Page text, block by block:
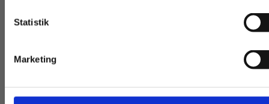
Statistik
Marketing